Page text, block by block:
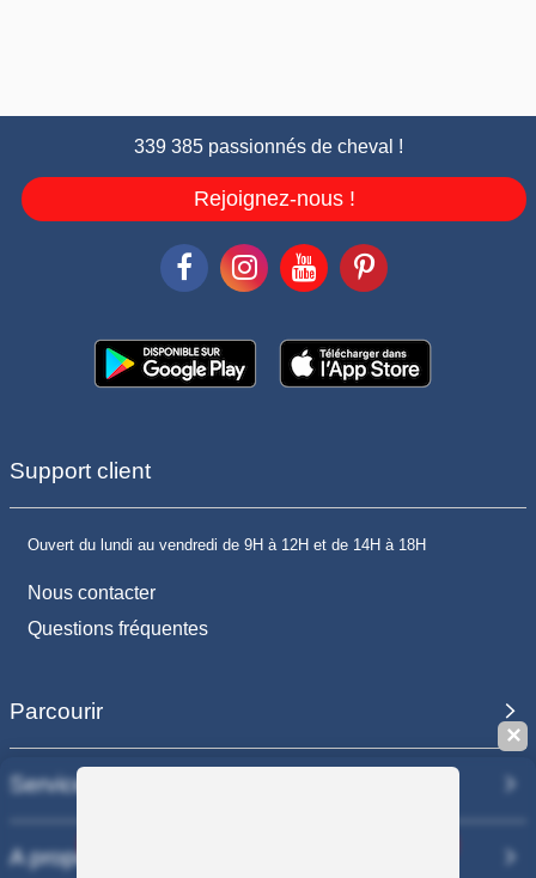
339 385 passionnés de cheval !
Rejoignez-nous !
Support client
Ouvert du lundi au vendredi de 9H à 12H et de 14H à 18H
Nous contacter
Questions fréquentes
Parcourir
Services
A propos
✕